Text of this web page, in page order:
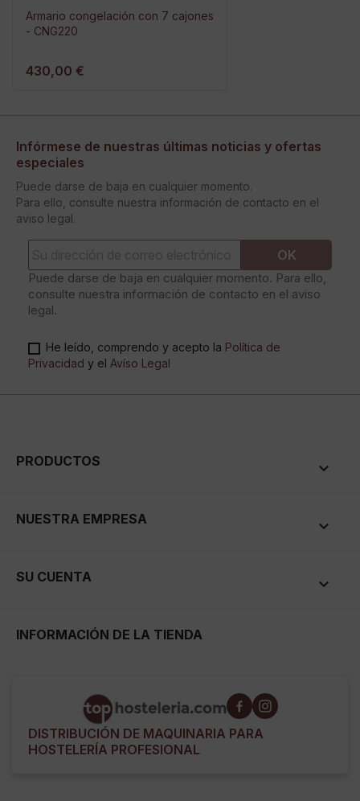
Armario congelación con 7 cajones
- CNG220
430,00 €
Infórmese de nuestras últimas noticias y ofertas
especiales
Puede darse de baja en cualquier momento.
Para ello, consulte nuestra información de contacto en el
aviso legal.
Puede darse de baja en cualquier momento. Para ello,
consulte nuestra información de contacto en el aviso
legal.
He leído, comprendo y acepto la Política de
Privacidad y el Avíso Legal
PRODUCTOS 
NUESTRA EMPRESA 
SU CUENTA 
INFORMACIÓN DE LA TIENDA
DISTRIBUCIÓN DE MAQUINARIA PARA
HOSTELERÍA PROFESIONAL